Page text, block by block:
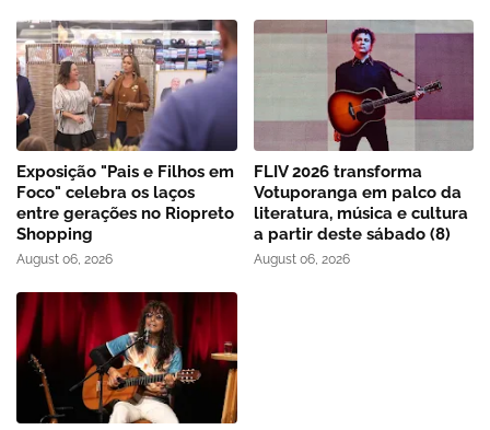
Exposição "Pais e Filhos em
Foco" celebra os laços
entre gerações no Riopreto
Shopping
August 06, 2026
FLIV 2026 transforma
Votuporanga em palco da
literatura, música e cultura
a partir deste sábado (8)
August 06, 2026